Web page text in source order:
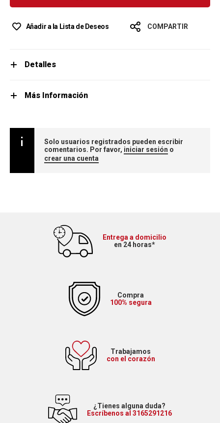
Añadir a la Lista de Deseos COMPARTIR
Detalles
Más Información
Solo usuarios registrados pueden escribir
comentarios. Por favor, iniciar sesión o
crear una cuenta
Entrega a domicilio
en 24 horas*
Compra
100% segura
Trabajamos
con el corazón
¿Tienes alguna duda?
Escríbenos al 3165291216